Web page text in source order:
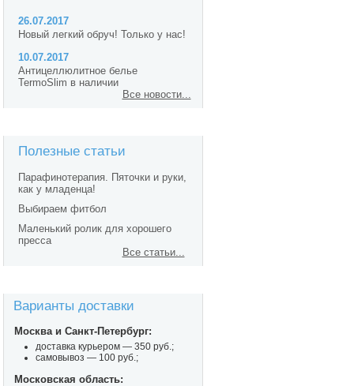
26.07.2017
Новый легкий обруч! Только у нас!
10.07.2017
Антицеллюлитное белье
TermoSlim в наличии
Все новости...
Полезные статьи
Парафинотерапия. Пяточки и руки,
как у младенца!
Выбираем фитбол
Маленький ролик для хорошего
пресса
Все статьи...
Варианты доставки
Москва и Санкт-Петербург:
доставка курьером — 350 руб.;
самовывоз — 100 руб.;
Московская область: